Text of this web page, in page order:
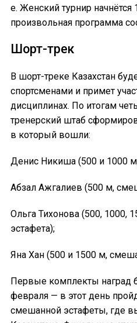
е. Женский турнир начнётся
произвольная программа
Шорт-трек
В шорт-треке Казахстан
спортсменами и примет
дисциплинах. По итогам
тренерский штаб
в который вошли:
Денис Никиша (500 и 1000
Абзал Ажгалиев (500 м,
Ольга Тихонова (500, 1000,
эстафета);
Яна Хан (500 и 1500 м,
Первые комплекты наград
февраля — в этот день
смешанной эстафеты, где